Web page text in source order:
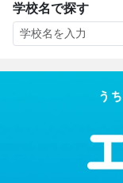
学校名で探す